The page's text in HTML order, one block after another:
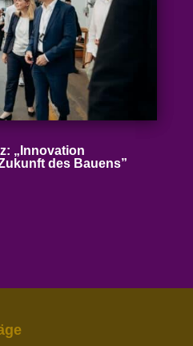
„Inno­vation
des Bauens”